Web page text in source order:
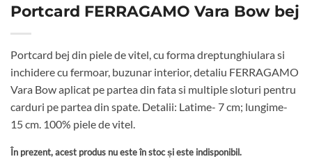
Portcard FERRAGAMO Vara Bow bej
Portcard bej din piele de vitel, cu forma dreptunghiulara si
inchidere cu fermoar, buzunar interior, detaliu FERRAGAMO
Vara Bow aplicat pe partea din fata si multiple sloturi pentru
carduri pe partea din spate. Detalii: Latime- 7 cm; lungime-
15 cm. 100% piele de vitel.
În prezent, acest produs nu este în stoc și este indisponibil.